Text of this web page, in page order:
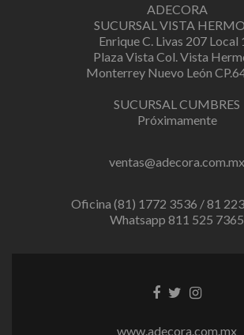
ADECORA
SUCURSAL VISTA
Enrique C. Livas 207 Local
Plaza Vista Col. Vista
Monterrey Nuevo León
SUCURSAL CUMBRES
Próximamente
ventas@adecora.com.mx
Oficina (81) 1772 3536 / 81
Whatsapp 811 525 7365
Facebook
TwitterInstagram
www.adecora.com.mx